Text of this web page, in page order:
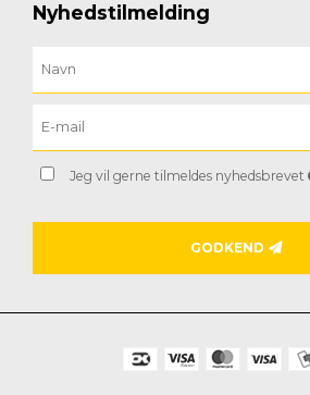
Nyhedstilmelding
Jeg vil gerne tilmeldes nyhedsbrevet
GODKEND